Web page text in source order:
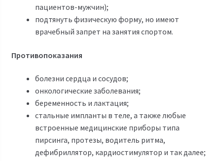
пациентов-мужчин);
подтянуть физическую форму, но имеют
врачебный запрет на занятия спортом.
Противопоказания
болезни сердца и сосудов;
онкологические заболевания;
беременность и лактация;
стальные импланты в теле, а также любые
встроенные медицинские приборы типа
пирсинга, протезы, водитель ритма,
дефибриллятор, кардиостимулятор и так далее;